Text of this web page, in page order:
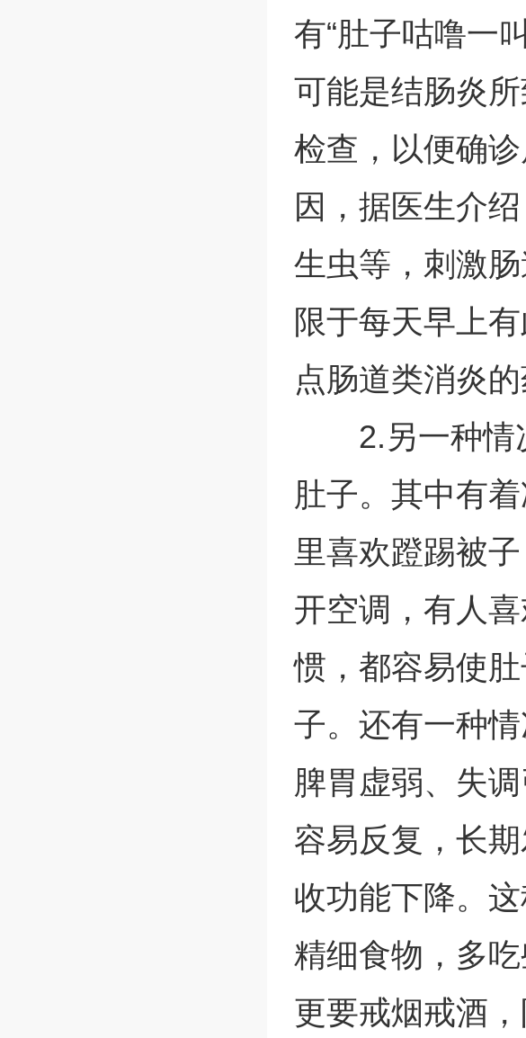
有“肚子咕噜一
可能是结肠炎
检查，以便确
因，据医生介
生虫等，刺激
限于每天早上
点肠道类消炎的
2.另一种情
肚子。其中有
里喜欢蹬踢被
开空调，有人
惯，都容易使
子。还有一种
脾胃虚弱、失
容易反复，长
收功能下降。
精细食物，多
更要戒烟戒酒，